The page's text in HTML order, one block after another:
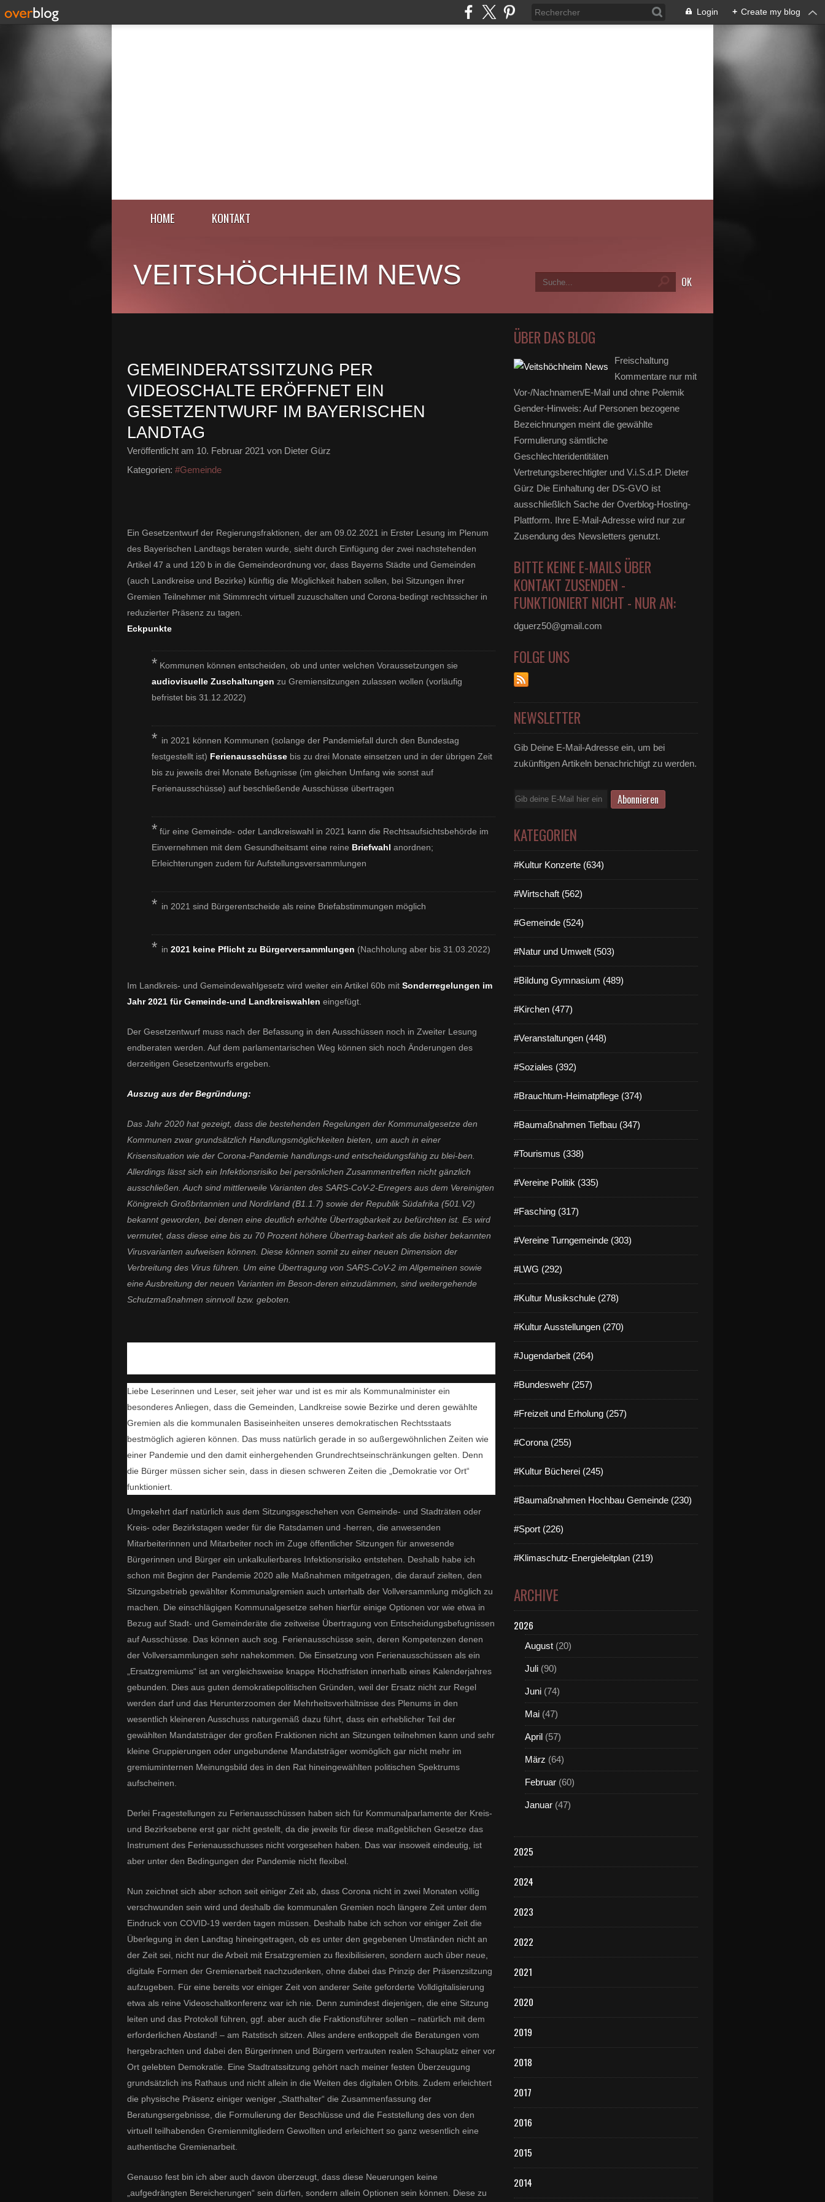
Login + Create my blog
HOME KONTAKT
VEITSHÖCHHEIM NEWS
GEMEINDERATSSITZUNG PER
VIDEOSCHALTE ERÖFFNET EIN
GESETZENTWURF IM BAYERISCHEN
LANDTAG
Veröffentlicht am 10. Februar 2021 von Dieter Gürz
Kategorien: #Gemeinde
Ein Gesetzentwurf der Regierungsfraktionen, der am 09.02.2021 in Erster Lesung im Plenum
des Bayerischen Landtags beraten wurde, sieht durch Einfügung der zwei nachstehenden
Artikel 47 a und 120 b in die Gemeindeordnung vor, dass Bayerns Städte und Gemeinden
(auch Landkreise und Bezirke) künftig die Möglichkeit haben sollen, bei Sitzungen ihrer
Gremien Teilnehmer mit Stimmrecht virtuell zuzuschalten und Corona-bedingt rechtssicher in
reduzierter Präsenz zu tagen.
Eckpunkte
* Kommunen können entscheiden, ob und unter welchen Voraussetzungen sie
audiovisuelle Zuschaltungen zu Gremiensitzungen zulassen wollen (vorläufig
befristet bis 31.12.2022)
* in 2021 können Kommunen (solange der Pandemiefall durch den Bundestag
festgestellt ist) Ferienausschüsse bis zu drei Monate einsetzen und in der übrigen Zeit
bis zu jeweils drei Monate Befugnisse (im gleichen Umfang wie sonst auf
Ferienausschüsse) auf beschließende Ausschüsse übertragen
* für eine Gemeinde- oder Landkreiswahl in 2021 kann die Rechtsaufsichtsbehörde im
Einvernehmen mit dem Gesundheitsamt eine reine Briefwahl anordnen;
Erleichterungen zudem für Aufstellungsversammlungen
* in 2021 sind Bürgerentscheide als reine Briefabstimmungen möglich
* in 2021 keine Pflicht zu Bürgerversammlungen (Nachholung aber bis 31.03.2022)
Im Landkreis- und Gemeindewahlgesetz wird weiter ein Artikel 60b mit Sonderregelungen im
Jahr 2021 für Gemeinde-und Landkreiswahlen eingefügt.
Der Gesetzentwurf muss nach der Befassung in den Ausschüssen noch in Zweiter Lesung
endberaten werden. Auf dem parlamentarischen Weg können sich noch Änderungen des
derzeitigen Gesetzentwurfs ergeben.
Auszug aus der Begründung:
Das Jahr 2020 hat gezeigt, dass die bestehenden Regelungen der Kommunalgesetze den
Kommunen zwar grundsätzlich Handlungsmöglichkeiten bieten, um auch in einer
Krisensituation wie der Corona-Pandemie handlungs-und entscheidungsfähig zu blei-ben.
Allerdings lässt sich ein Infektionsrisiko bei persönlichen Zusammentreffen nicht gänzlich
ausschließen. Auch sind mittlerweile Varianten des SARS-CoV-2-Erregers aus dem Vereinigten
Königreich Großbritannien und Nordirland (B1.1.7) sowie der Republik Südafrika (501.V2)
bekannt geworden, bei denen eine deutlich erhöhte Übertragbarkeit zu befürchten ist. Es wird
vermutet, dass diese eine bis zu 70 Prozent höhere Übertrag-barkeit als die bisher bekannten
Virusvarianten aufweisen können. Diese können somit zu einer neuen Dimension der
Verbreitung des Virus führen. Um eine Übertragung von SARS-CoV-2 im Allgemeinen sowie
eine Ausbreitung der neuen Varianten im Beson-deren einzudämmen, sind weitergehende
Schutzmaßnahmen sinnvoll bzw. geboten.
Liebe Leserinnen und Leser, seit jeher war und ist es mir als Kommunalminister ein
besonderes Anliegen, dass die Gemeinden, Landkreise sowie Bezirke und deren gewählte
Gremien als die kommunalen Basiseinheiten unseres demokratischen Rechtsstaats
bestmöglich agieren können. Das muss natürlich gerade in so außergewöhnlichen Zeiten wie
einer Pandemie und den damit einhergehenden Grundrechtseinschränkungen gelten. Denn
die Bürger müssen sicher sein, dass in diesen schweren Zeiten die „Demokratie vor Ort“
funktioniert.
Umgekehrt darf natürlich aus dem Sitzungsgeschehen von Gemeinde- und Stadträten oder
Kreis- oder Bezirkstagen weder für die Ratsdamen und -herren, die anwesenden
Mitarbeiterinnen und Mitarbeiter noch im Zuge öffentlicher Sitzungen für anwesende
Bürgerinnen und Bürger ein unkalkulierbares Infektionsrisiko entstehen. Deshalb habe ich
schon mit Beginn der Pandemie 2020 alle Maßnahmen mitgetragen, die darauf zielten, den
Sitzungsbetrieb gewählter Kommunalgremien auch unterhalb der Vollversammlung möglich zu
machen. Die einschlägigen Kommunalgesetze sehen hierfür einige Optionen vor wie etwa in
Bezug auf Stadt- und Gemeinderäte die zeitweise Übertragung von Entscheidungsbefugnissen
auf Ausschüsse. Das können auch sog. Ferienausschüsse sein, deren Kompetenzen denen
der Vollversammlungen sehr nahekommen. Die Einsetzung von Ferienausschüssen als ein
„Ersatzgremiums“ ist an vergleichsweise knappe Höchstfristen innerhalb eines Kalenderjahres
gebunden. Dies aus guten demokratiepolitischen Gründen, weil der Ersatz nicht zur Regel
werden darf und das Herunterzoomen der Mehrheitsverhältnisse des Plenums in den
wesentlich kleineren Ausschuss naturgemäß dazu führt, dass ein erheblicher Teil der
gewählten Mandatsträger der großen Fraktionen nicht an Sitzungen teilnehmen kann und sehr
kleine Gruppierungen oder ungebundene Mandatsträger womöglich gar nicht mehr im
gremiuminternen Meinungsbild des in den Rat hineingewählten politischen Spektrums
aufscheinen.
Derlei Fragestellungen zu Ferienausschüssen haben sich für Kommunalparlamente der Kreis-
und Bezirksebene erst gar nicht gestellt, da die jeweils für diese maßgeblichen Gesetze das
Instrument des Ferienausschusses nicht vorgesehen haben. Das war insoweit eindeutig, ist
aber unter den Bedingungen der Pandemie nicht flexibel.
Nun zeichnet sich aber schon seit einiger Zeit ab, dass Corona nicht in zwei Monaten völlig
verschwunden sein wird und deshalb die kommunalen Gremien noch längere Zeit unter dem
Eindruck von COVID-19 werden tagen müssen. Deshalb habe ich schon vor einiger Zeit die
Überlegung in den Landtag hineingetragen, ob es unter den gegebenen Umständen nicht an
der Zeit sei, nicht nur die Arbeit mit Ersatzgremien zu flexibilisieren, sondern auch über neue,
digitale Formen der Gremienarbeit nachzudenken, ohne dabei das Prinzip der Präsenzsitzung
aufzugeben. Für eine bereits vor einiger Zeit von anderer Seite geforderte Volldigitalisierung
etwa als reine Videoschaltkonferenz war ich nie. Denn zumindest diejenigen, die eine Sitzung
leiten und das Protokoll führen, ggf. aber auch die Fraktionsführer sollen – natürlich mit dem
erforderlichen Abstand! – am Ratstisch sitzen. Alles andere entkoppelt die Beratungen vom
hergebrachten und dabei den Bürgerinnen und Bürgern vertrauten realen Schauplatz einer vor
Ort gelebten Demokratie. Eine Stadtratssitzung gehört nach meiner festen Überzeugung
grundsätzlich ins Rathaus und nicht allein in die Weiten des digitalen Orbits. Zudem erleichtert
die physische Präsenz einiger weniger „Statthalter“ die Zusammenfassung der
Beratungsergebnisse, die Formulierung der Beschlüsse und die Feststellung des von den
virtuell teilhabenden Gremienmitgliedern Gewollten und erleichtert so ganz wesentlich eine
authentische Gremienarbeit.
Genauso fest bin ich aber auch davon überzeugt, dass diese Neuerungen keine
„aufgedrängten Bereicherungen“ sein dürfen, sondern allein Optionen sein können. Diese zu
ÜBER DAS BLOG
Freischaltung
Kommentare nur mit
Vor-/Nachnamen/E-Mail und ohne Polemik
Gender-Hinweis: Auf Personen bezogene
Bezeichnungen meint die gewählte
Formulierung sämtliche
Geschlechteridentitäten
Vertretungsberechtigter und V.i.S.d.P. Dieter
Gürz Die Einhaltung der DS-GVO ist
ausschließlich Sache der Overblog-Hosting-
Plattform. Ihre E-Mail-Adresse wird nur zur
Zusendung des Newsletters genutzt.
BITTE KEINE E-MAILS ÜBER
KONTAKT ZUSENDEN -
FUNKTIONIERT NICHT - NUR AN:
dguerz50@gmail.com
FOLGE UNS
NEWSLETTER
Gib Deine E-Mail-Adresse ein, um bei
zukünftigen Artikeln benachrichtigt zu werden.
E-
KATEGORIEN
#Kultur Konzerte (634)
#Wirtschaft (562)
#Gemeinde (524)
#Natur und Umwelt (503)
#Bildung Gymnasium (489)
#Kirchen (477)
#Veranstaltungen (448)
#Soziales (392)
#Brauchtum-Heimatpflege (374)
#Baumaßnahmen Tiefbau (347)
#Tourismus (338)
#Vereine Politik (335)
#Fasching (317)
#Vereine Turngemeinde (303)
#LWG (292)
#Kultur Musikschule (278)
#Kultur Ausstellungen (270)
#Jugendarbeit (264)
#Bundeswehr (257)
#Freizeit und Erholung (257)
#Corona (255)
#Kultur Bücherei (245)
#Baumaßnahmen Hochbau Gemeinde (230)
#Sport (226)
#Klimaschutz-Energieleitplan (219)
ARCHIVE
2026
August (20)
Juli (90)
Juni (74)
Mai (47)
April (57)
März (64)
Februar (60)
Januar (47)
2025
2024
2023
2022
2021
2020
2019
2018
2017
2016
2015
2014